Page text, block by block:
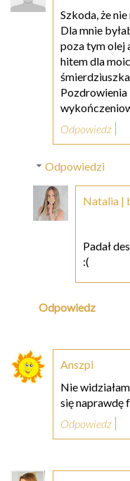
Szkoda, że
Dla mnie
poza tym olej
hitem dla
Pozdrowienia
Odpowiedz
Odpowiedzi
Natalia |
Padał
:(
Odpowiedz
Anszpi
Nie
się naprawdę
Odpowiedz